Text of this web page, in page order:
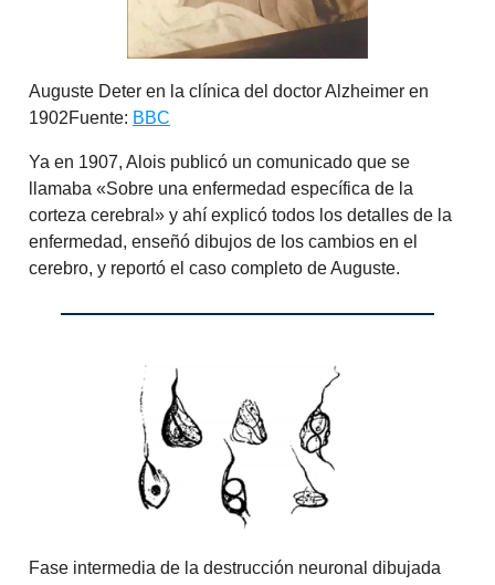
Auguste Deter en la clínica del doctor Alzheimer en
1902Fuente: BBC
Ya en 1907, Alois publicó un comunicado que se
llamaba «Sobre una enfermedad específica de la
corteza cerebral» y ahí explicó todos los detalles de la
enfermedad, enseñó dibujos de los cambios en el
cerebro, y reportó el caso completo de Auguste.
Fase intermedia de la destrucción neuronal dibujada